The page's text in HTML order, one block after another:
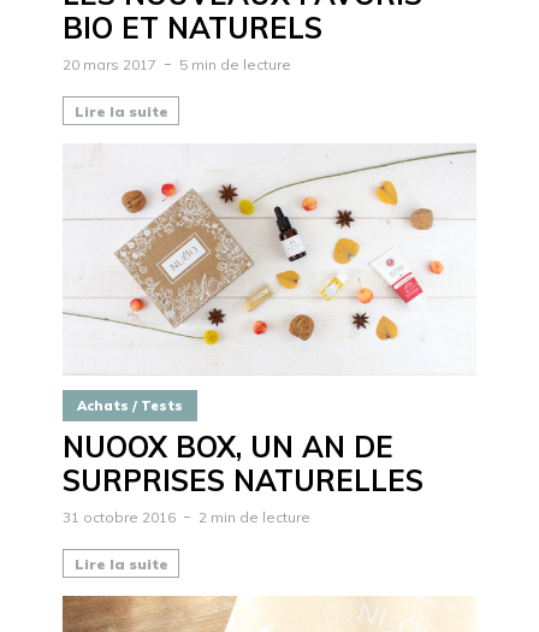
BIO ET NATURELS
20 mars 2017 5 min de lecture
Lire la suite
Achats / Tests
NUOOX BOX, UN AN DE
SURPRISES NATURELLES
31 octobre 2016 2 min de lecture
Lire la suite